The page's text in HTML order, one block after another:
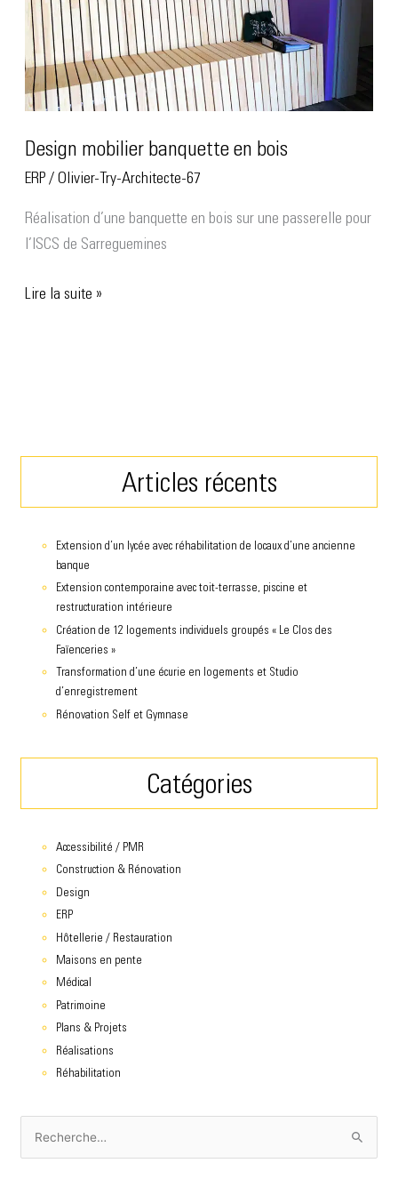
Design mobilier banquette en bois
ERP/Olivier-Try-Architecte-67
Réalisation d’une banquette en bois sur une passerelle pour
l’ISCS de Sarreguemines
bois
Lire la suite »
Articles récents
Extension d’un lycée avec réhabilitation de locaux d’une ancienne
banque
Extension contemporaine avec toit-terrasse, piscine et
restructuration intérieure
Création de 12 logements individuels groupés « Le Clos des
Faïenceries »
Transformation d’une écurie en logements et Studio
d’enregistrement
Rénovation Self et Gymnase
Catégories
Accessibilité / PMR
Construction & Rénovation
Design
ERP
Hôtellerie / Restauration
Maisons en pente
Médical
Patrimoine
Plans & Projets
Réalisations
Réhabilitation